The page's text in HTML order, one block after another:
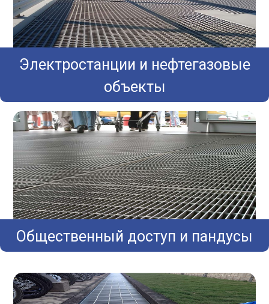
Электростанции и нефтегазовые
объекты
Общественный доступ и пандусы